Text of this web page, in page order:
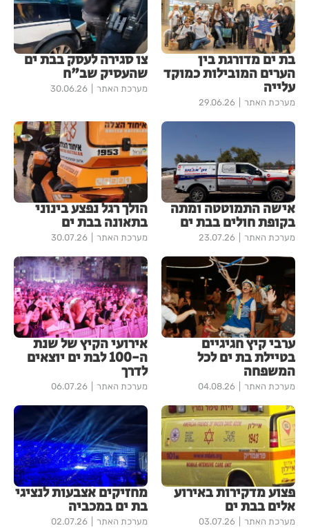
בת ים מדורגת בין
הערים המובילות כמוקד
עלייה
מערכת האתר 29.06.26
צו סגירה לעסק בבת ים
שהעסיק שב"ח
מערכת האתר 30.06.26
אישה התמוטטה ומתה
בקופת חולים בבת ים
מערכת האתר 23.07.26
הולך רגל נפצע בינוני
בתאונה בבת ים
מערכת האתר 30.07.26
ערבי קיץ חגיגיים
בטיילת בת ים לכל
המשפחה
מערכת האתר 04.08.26
אירועי הקיץ של שנת
ה-100 לבת ים יוצאים
לדרך
מערכת האתר 06.07.26
פצוע מדקירות באירוע
אלים בבת ים
מערכת האתר 03.07.26
מחזיקים אצבעות לנציגי
בת ים במכביה
מערכת האתר 02.07.26